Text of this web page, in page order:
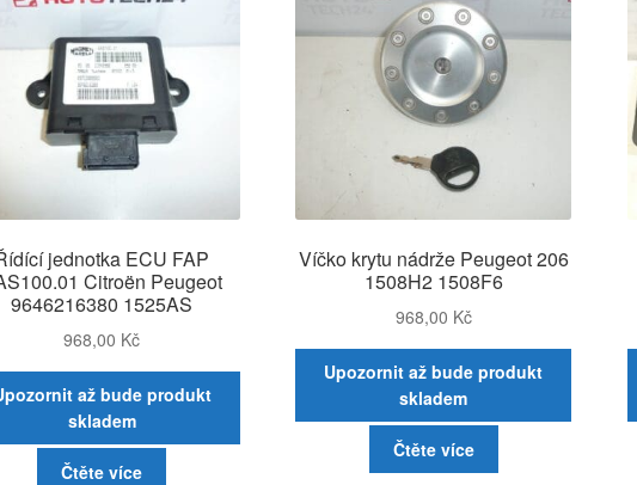
jednotka ECU FAP
Citroën Peugeot
9646216380 1525AS
968,00 Kč
až bude produkt
skladem
Čtěte více
Víčko krytu nádrže Peugeot 206
1508H2 1508F6
968,00 Kč
Upozornit až bude produkt
skladem
Čtěte více